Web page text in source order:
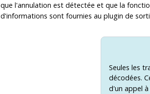
que l'annulation est détectée et que la
d'informations sont fournies au plugin de
Seules les
décodées.
d'un appel à